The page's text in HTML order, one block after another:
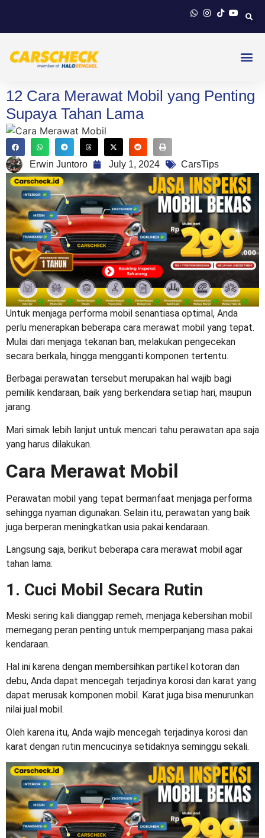
12 Cara Merawat Mobil yang Penting
Supaya Tahan Lama
Erwin Juntoro July 1, 2024 CarsTips
Untuk menjaga performa mobil senantiasa optimal, Anda
perlu menerapkan beberapa cara merawat mobil yang tepat.
Mulai dari menjaga tekanan ban, melakukan pengecekan
secara berkala, hingga mengganti komponen tertentu.
Berbagai perawatan tersebut merupakan hal wajib bagi
pemilik kendaraan, baik yang berkendara setiap hari, maupun
jarang.
Mari simak lebih lanjut untuk mencari tahu perawatan apa saja
yang harus dilakukan.
Cara Merawat Mobil
Perawatan mobil yang tepat bermanfaat menjaga performa
sehingga nyaman digunakan. Selain itu, perawatan yang baik
juga berperan meningkatkan usia pakai kendaraan.
Langsung saja, berikut beberapa cara merawat mobil agar
tahan lama:
1. Cuci Mobil Secara Rutin
Meski sering kali dianggap remeh, menjaga kebersihan mobil
memegang peran penting untuk memperpanjang masa pakai
kendaraan.
Hal ini karena dengan membersihkan partikel kotoran dan
debu, Anda dapat mencegah terjadinya korosi dan karat yang
dapat merusak komponen mobil. Karat juga bisa menurunkan
nilai jual mobil.
Oleh karena itu, Anda wajib mencegah terjadinya korosi dan
karat dengan rutin mencucinya setidaknya seminggu sekali.